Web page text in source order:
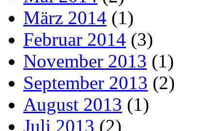
März 2014 (1)
Februar 2014 (3)
November 2013 (1)
September 2013 (2)
August 2013 (1)
Juli 2013 (2)